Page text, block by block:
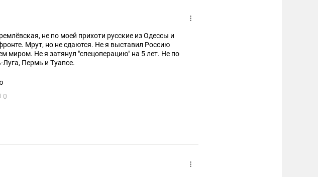
не по моей прихоти русские из Одессы и
Мрут, но не сдаются. Не я выставил Россию
миром. Не я затянул "спецоперацию" на 5 лет. Не по
Луга, Пермь и Туапсе.
0